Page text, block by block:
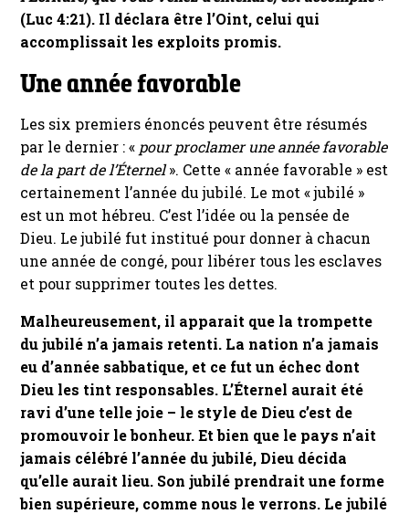
(Luc 4:21). Il déclara être l’Oint, celui qui
accomplissait les exploits promis.
Une année favorable
Les six premiers énoncés peuvent être résumés
par le dernier : « pour proclamer une année favorable
de la part de l’Éternel». Cette « année favorable » est
certainement l’année du jubilé. Le mot « jubilé »
est un mot hébreu. C’est l’idée ou la pensée de
Dieu. Le jubilé fut institué pour donner à chacun
une année de congé, pour libérer tous les esclaves
et pour supprimer toutes les dettes.
Malheureusement, il apparait que la trompette
du jubilé n’a jamais retenti. La nation n’a jamais
eu d’année sabbatique, et ce fut un échec dont
Dieu les tint responsables. L’Éternel aurait été
ravi d’une telle joie – le style de Dieu c’est de
promouvoir le bonheur. Et bien que le pays n’ait
jamais célébré l’année du jubilé, Dieu décida
qu’elle aurait lieu. Son jubilé prendrait une forme
bien supérieure, comme nous le verrons. Le jubilé